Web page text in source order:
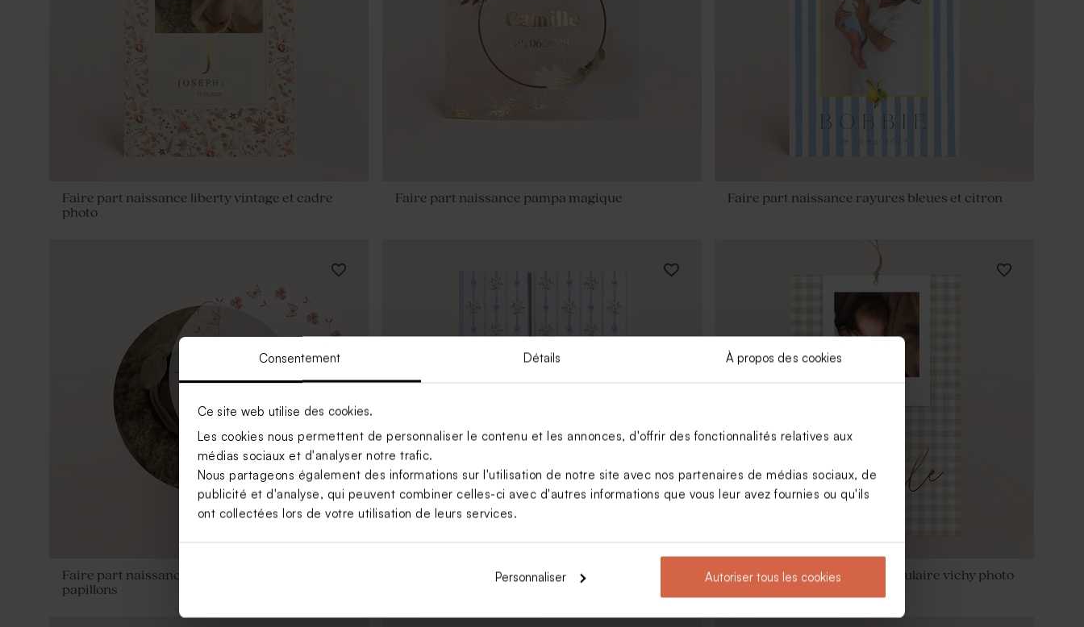
Consentement Détails À propos des cookies
Ce site web utilise des cookies.
Les cookies nous permettent de personnaliser le contenu et les annonces, d'offrir des fonctionnalités relatives aux
médias sociaux et d'analyser notre trafic.
Nous partageons également des informations sur l'utilisation de notre site avec nos partenaires de médias sociaux, de
publicité et d'analyse, qui peuvent combiner celles-ci avec d'autres informations que vous leur avez fournies ou qu'ils
ont collectées lors de votre utilisation de leurs services.
Personnaliser Autoriser tous les cookies
Faire part naissance liberty vintage et cadre
photo
Faire part naissance pampa magique Faire part naissance rayures bleues et citron
Faire part naissance rond et calque petits
papillons
Faire part naissance double volets et bouquet
Faire part naissance rectangulaire vichy photo